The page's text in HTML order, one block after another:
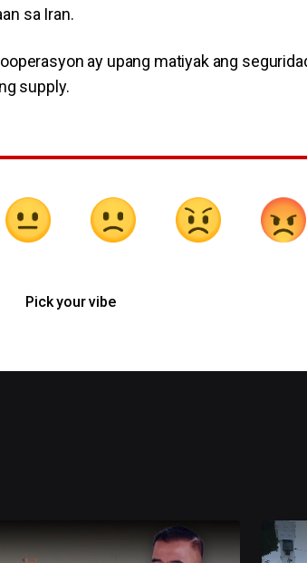
sa Iran.
ay upang matiyak ang
supply.
Pick your vibe